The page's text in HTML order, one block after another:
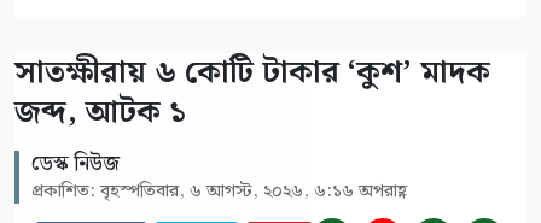
সাতক্ষীরায় ৬ কোটি টাকার ‘কুশ’ মাদক
জব্দ, আটক ১
ডেস্ক নিউজ
প্রকাশিত: বৃহস্পতিবার, ৬ আগস্ট, ২০২৬, ৬:১৬ অপরাহ্ণ